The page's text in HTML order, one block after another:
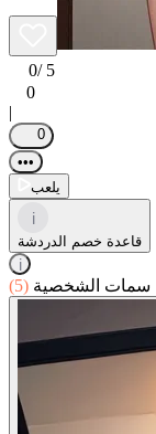
0/ 5
0
|
0
•••
يلعب
i
قاعدة خصم الدردشة
i
سمات الشخصية (5)